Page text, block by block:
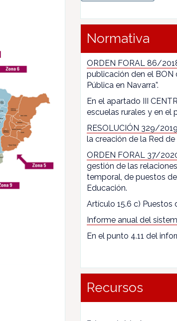
Normativa
ORDEN FORAL 86/
publicación den el BON
Pública en Navarra”.
En el apartado III
escuelas rurales y en el
RESOLUCIÓN 329/2019
la creación de la Red
ORDEN FORAL 37/
gestión de las
temporal, de puestos
Educación.
Artículo 15.6 c) Puestos
Informe anual del
En el punto 4.11 del
Recursos